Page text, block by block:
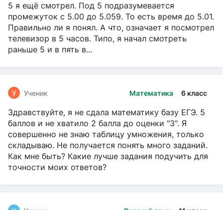
5 я ещё смотрел. Под 5 подразумевается
промежуток с 5.00 до 5.059. То есть время до 5.01.
Правильно ли я понял. А что, означает я посмотрел
телевизор в 5 часов. Типо, я начал смотреть
раньше 5 и в пять в...
Математика 6 класс
У Ученик
Здравствуйте, я не сдала математику базу ЕГЭ. 5
баллов и не хватило 2 балла до оценки "3". Я
совершенно не знаю таблицу умножения, только
складываю. Не получается понять много заданий.
Как мне быть? Какие лучше задания подучить для
точности моих ответов?